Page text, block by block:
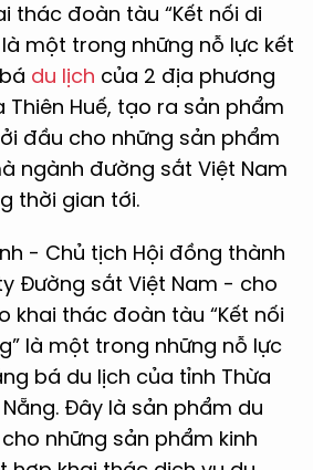
thác đoàn tàu “Kết nối di
một trong những nỗ lực kết
du lịch của 2 địa phương
Thiên Huế, tạo ra sản phẩm
đầu cho những sản phẩm
ngành đường sắt Việt Nam
thời gian tới.
- Chủ tịch Hội đồng thành
Đường sắt Việt Nam - cho
khai thác đoàn tàu “Kết nối
là một trong những nỗ lực
bá du lịch của tỉnh Thừa
Nẵng. Đây là sản phẩm du
những sản phẩm kinh